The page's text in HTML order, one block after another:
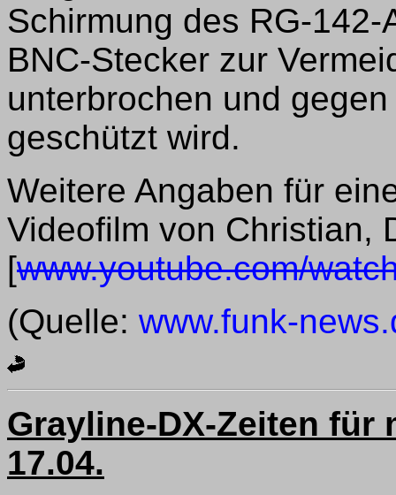
Schirmung des RG-
BNC-Stecker zur
unterbrochen und
geschützt wird.
Weitere Angaben für
Videofilm von Christian,
[www.youtube.com/
(Quelle: www.funk-
Grayline-DX-Zeiten für
17.04.